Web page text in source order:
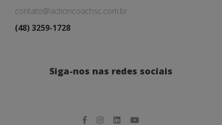
contato@actioncoachsc.com.br
(48) 3259-1728
Siga-nos nas redes sociais